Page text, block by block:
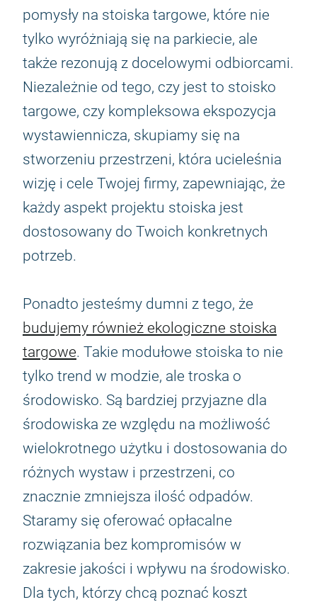
pomysły na stoiska targowe, które nie
tylko wyróżniają się na parkiecie, ale
także rezonują z docelowymi odbiorcami.
Niezależnie od tego, czy jest to stoisko
targowe, czy kompleksowa ekspozycja
wystawiennicza, skupiamy się na
stworzeniu przestrzeni, która ucieleśnia
wizję i cele Twojej firmy, zapewniając, że
każdy aspekt projektu stoiska jest
dostosowany do Twoich konkretnych
potrzeb.
Ponadto jesteśmy dumni z tego, że
budujemy również ekologiczne stoiska
targowe. Takie modułowe stoiska to nie
tylko trend w modzie, ale troska o
środowisko. Są bardziej przyjazne dla
środowiska ze względu na możliwość
wielokrotnego użytku i dostosowania do
różnych wystaw i przestrzeni, co
znacznie zmniejsza ilość odpadów.
Staramy się oferować opłacalne
rozwiązania bez kompromisów w
zakresie jakości i wpływu na środowisko.
Dla tych, którzy chcą poznać koszt